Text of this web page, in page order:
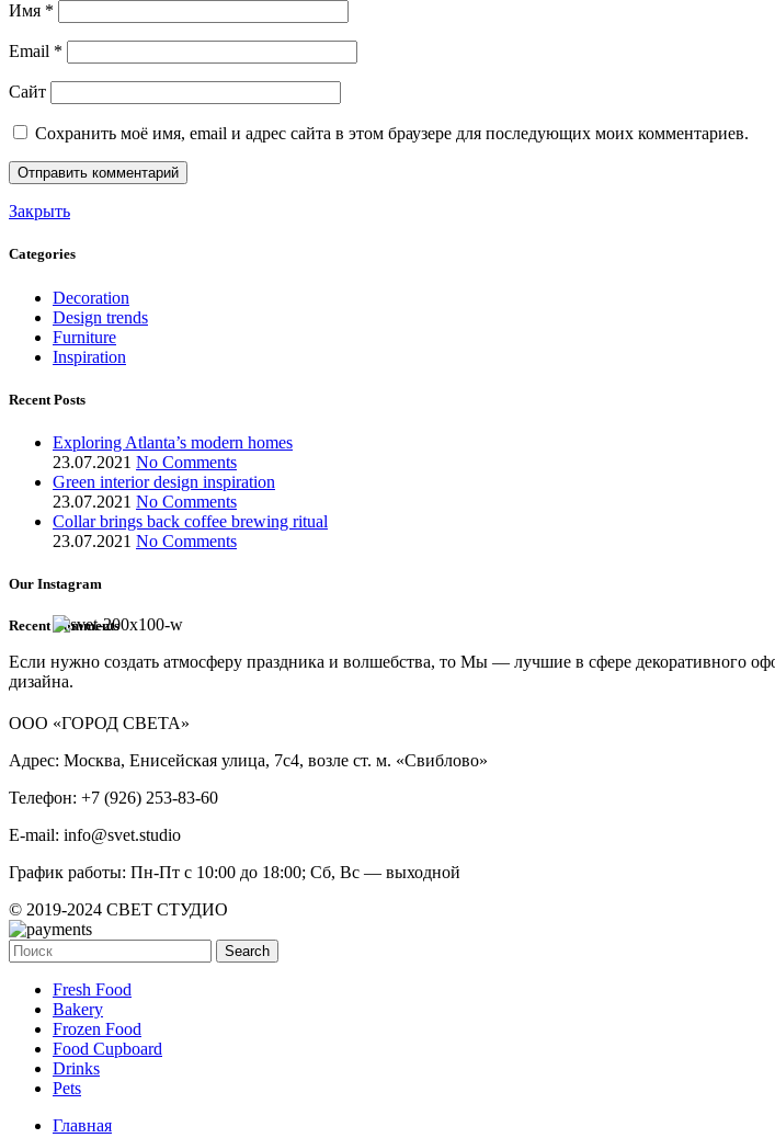
Имя *
Email *
Сайт
Сохранить моё имя, email и адрес сайта в этом браузере для последующих моих комментариев.
Закрыть
Categories
Decoration
Design trends
Furniture
Inspiration
Recent Posts
Exploring Atlanta’s modern homes
23.07.2021 No Comments
Green interior design inspiration
23.07.2021 No Comments
Collar brings back coffee brewing ritual
23.07.2021 No Comments
Our Instagram
Recent Comments
Если нужно создать атмосферу праздника и волшебства, то Мы — лучшие в сфере декоративного
дизайна.
ООО «ГОРОД СВЕТА»
Адрес: Москва, Енисейская улица, 7с4, возле ст. м. «Свиблово»
Телефон: +7 (926) 253-83-60
E-mail: info@svet.studio
График работы: Пн-Пт с 10:00 до 18:00; Сб, Вс — выходной
© 2019-2024 СВЕТ СТУДИО
Search
Fresh Food
Bakery
Frozen Food
Food Cupboard
Drinks
Pets
Главная